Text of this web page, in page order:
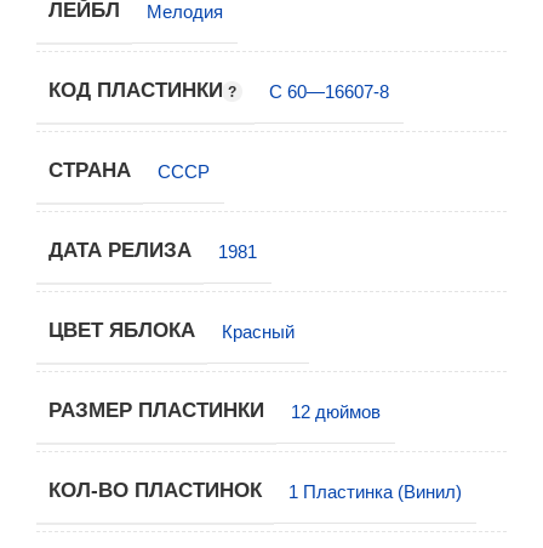
ЛЕЙБЛ Мелодия
КОД ПЛАСТИНКИ С 60—16607-8
СТРАНА СССР
ДАТА РЕЛИЗА 1981
ЦВЕТ ЯБЛОКА Красный
РАЗМЕР ПЛАСТИНКИ 12 дюймов
КОЛ-ВО ПЛАСТИНОК 1 Пластинка (Винил)